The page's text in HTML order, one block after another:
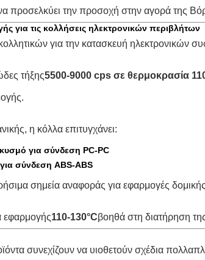
προσελκύει την προσοχή στην αγορά της
για τις κολλήσεις ηλεκτρονικών περιβλήτων
για την κατασκευή ηλεκτρονικών
τήξης5500-9000 cps σε θερμοκρασία
η κόλλα επιτυγχάνει:
για σύνδεση PC-PC
σύνδεση ABS-ABS
σημεία αναφοράς για εφαρμογές
εφαρμογής110-130°Cβοηθά στη διατήρηση
συνεχίζουν να υιοθετούν σχέδια